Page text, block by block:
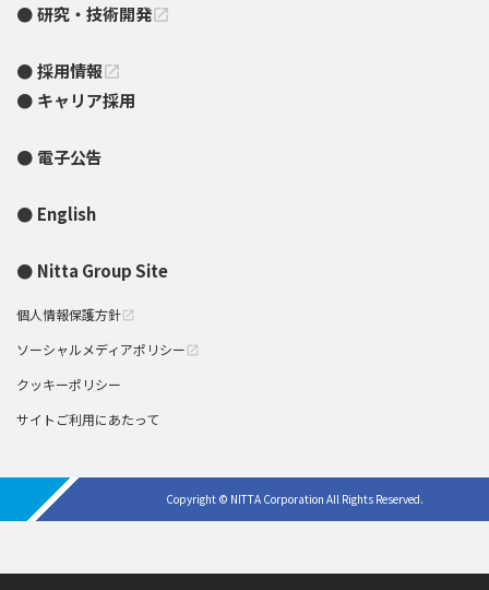
研究・技術開発open_in_new
採用情報open_in_new
キャリア採用
電子公告
English
Nitta Group Site
個人情報保護方針 open_in_new
ソーシャルメディアポリシー open_in_new
クッキーポリシー
サイトご利用にあたって
Copyright © NITTA Corporation All Rights Reserved.